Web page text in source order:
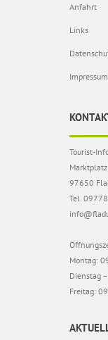
Anfahrt
Links
Impressum
Tourist-
97650
Tel.
Montag:
Dienstag
Freitag: